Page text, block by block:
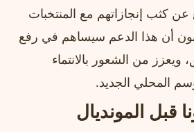
عن كثب إنجازاتهم مع المنتخبات
أن هذا الدعم سيساهم في رفع
ويعزز من الشعور بالانتماء
المحلي الجديد.
قبل المونديال